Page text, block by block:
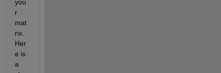
you
r
mat
rix.
Her
e is
a